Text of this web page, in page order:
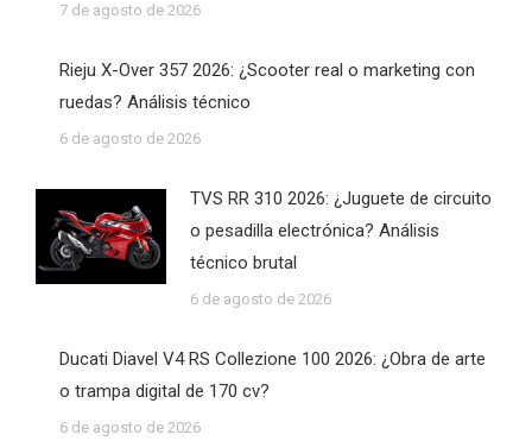
7 de agosto de 2026
Rieju X-Over 357 2026: ¿Scooter real o marketing con
ruedas? Análisis técnico
6 de agosto de 2026
TVS RR 310 2026: ¿Juguete de circuito
o pesadilla electrónica? Análisis
técnico brutal
6 de agosto de 2026
Ducati Diavel V4 RS Collezione 100 2026: ¿Obra de arte
o trampa digital de 170 cv?
6 de agosto de 2026